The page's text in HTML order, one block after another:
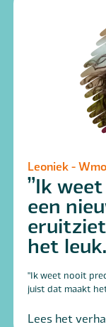
Leoniek -
Ik
een
het
"Ik weet nooit
juist dat maakt
Lees het